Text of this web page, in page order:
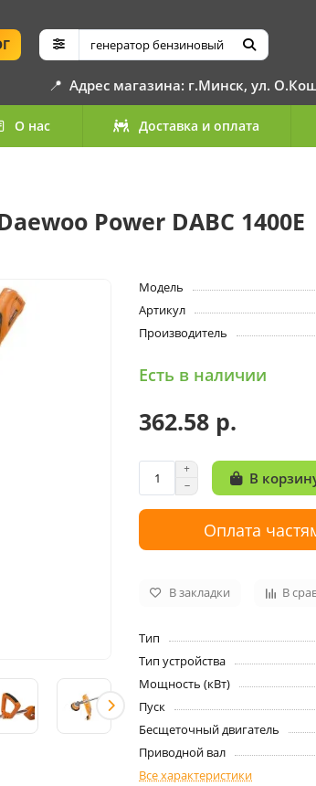
📍 Адрес магазина: г.Минск, ул.
О нас Доставка и оплата
Power DABC 1400E
Модель
Артикул
Производитель
Есть в наличии
362.58 р.
В
Оплата
В закладки В
Тип
Тип устройства
Мощность (кВт)
Пуск
Бесщеточный двигатель
Приводной вал
Все характеристики